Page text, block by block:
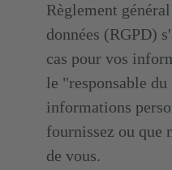
Règlement
données (RGPD)
cas pour vos
le "responsable
informations
fournissez ou que
de vous.